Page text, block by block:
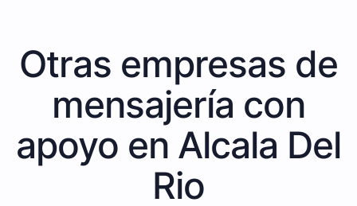
Otras empresas de
mensajería con
apoyo en Alcala Del
Rio